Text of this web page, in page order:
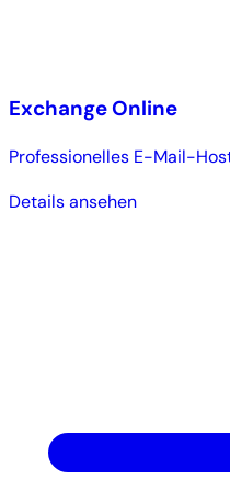
Exchange Online
Professionelles E-Mail-
Details ansehen